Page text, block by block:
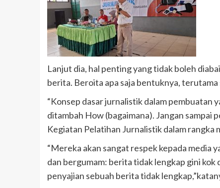
Lanjut dia, hal penting yang tidak boleh
berita. Beroita apa saja bentuknya,
“Konsep dasar jurnalistik dalam pembuatan
ditambah How (bagaimana). Jangan sampai
Kegiatan Pelatihan Jurnalistik dalam rangka
“Mereka akan sangat respek kepada media
dan bergumam: berita tidak lengkap gini kok
penyajian sebuah berita tidak